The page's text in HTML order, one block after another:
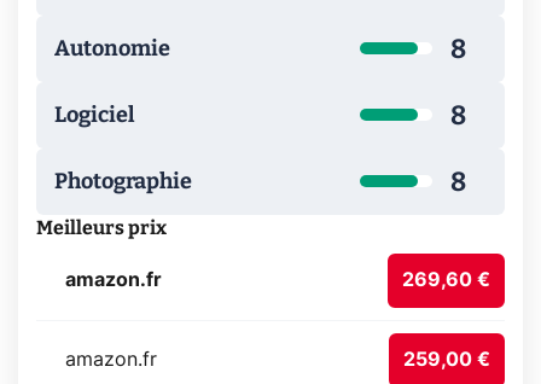
Autonomie 8
Logiciel 8
Photographie 8
Meilleurs prix
amazon.fr 269,60 €
amazon.fr 259,00 €